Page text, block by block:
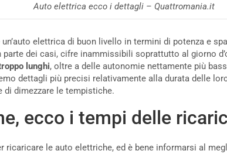
Auto elettrica ecco i dettagli – Quattromania.it
elettrica di buon livello in termini di potenza e
dei casi, cifre inammissibili soprattutto al giorno
lunghi, oltre a delle autonomie nettamente più
dettagli più precisi relativamente alla durata delle
di dimezzare le tempistiche.
ecco i tempi delle
ricaricare le auto elettriche, ed è bene informarsi al